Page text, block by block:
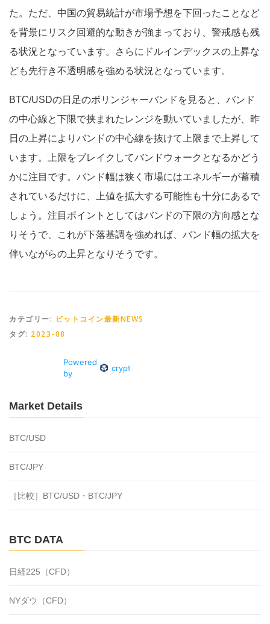
た。ただ、中国の貿易統計が市場予想を下回ったことなど
を背景にリスク回避的な動きが強まっており、警戒感も残
る状況となっています。さらにドルインデックスの上昇な
ども先行き不透明感を強める状況となっています。
BTC/USDの日足のボリンジャーバンドを見ると、バンド
の中心線と下限で挟まれたレンジを動いていましたが、昨
日の上昇によりバンドの中心線を抜けて上限まで上昇して
います。上限をブレイクしてバンドウォークとなるかどう
かに注目です。バンド幅は狭く市場にはエネルギーが蓄積
されているだけに、上値を拡大する可能性も十分にあるで
しょう。注目ポイントとしてはバンドの下限の方向感とな
りそうで、これが下落基調を強めれば、バンド幅の拡大を
伴いながらの上昇となりそうです。
カテゴリー: ビットコイン最新NEWS
タグ: 2023-08
Market Details
BTC/USD
BTC/JPY
［比較］BTC/USD・BTC/JPY
BTC DATA
日経225（CFD）
NYダウ（CFD）